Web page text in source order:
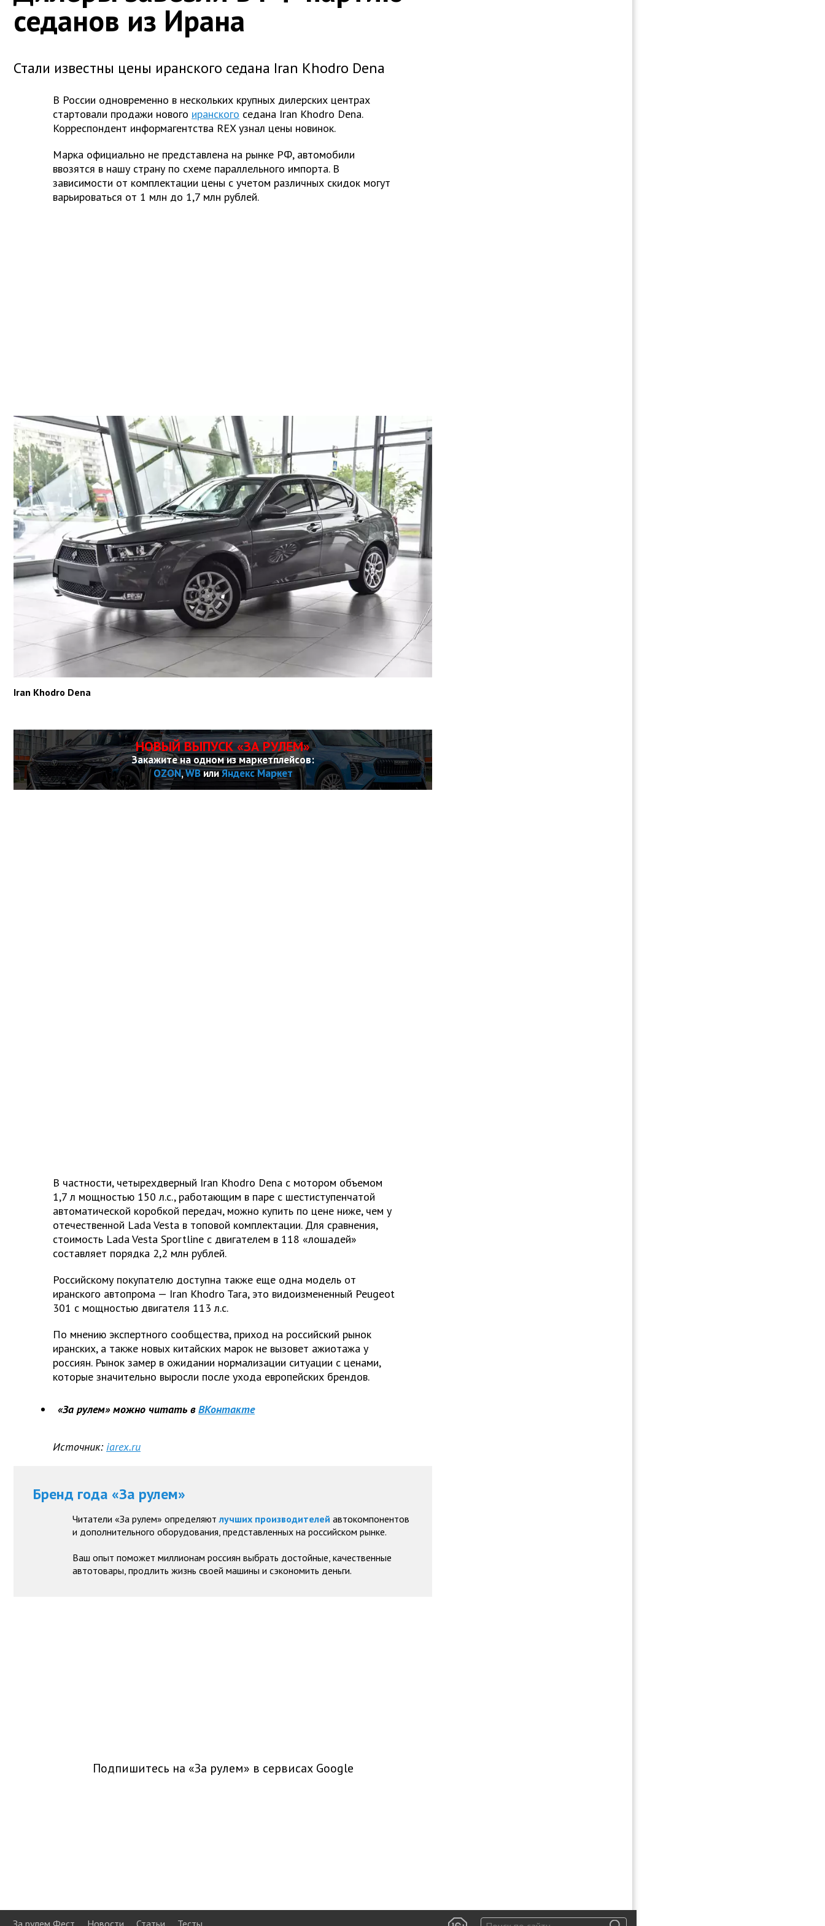
седанов из Ирана
Стали известны цены иранского седана Iran Khodro Dena
В России одновременно в нескольких крупных дилерских центрах
стартовали продажи нового иранского седана Iran Khodro Dena.
Корреспондент информагентства REX узнал цены новинок.
Марка официально не представлена на рынке РФ, автомобили
ввозятся в нашу страну по схеме параллельного импорта. В
зависимости от комплектации цены с учетом различных скидок могут
варьироваться от 1 млн до 1,7 млн рублей.
Iran Khodro Dena
НОВЫЙ ВЫПУСК «ЗА РУЛЕМ»
Закажите на одном из маркетплейсов:
OZON,WBилиЯндекс Маркет
В частности, четырехдверный Iran Khodro Dena с мотором объемом
1,7 л мощностью 150 л.с., работающим в паре с шестиступенчатой
автоматической коробкой передач, можно купить по цене ниже, чем у
отечественной Lada Vesta в топовой комплектации. Для сравнения,
стоимость Lada Vesta Sportline с двигателем в 118 «лошадей»
составляет порядка 2,2 млн рублей.
Российскому покупателю доступна также еще одна модель от
иранского автопрома — Iran Khodro Tara, это видоизмененный Peugeot
301 с мощностью двигателя 113 л.с.
По мнению экспертного сообщества, приход на российский рынок
иранских, а также новых китайских марок не вызовет ажиотажа у
россиян. Рынок замер в ожидании нормализации ситуации с ценами,
которые значительно выросли после ухода европейских брендов.
«За рулем» можно читать в ВКонтакте
Источник: iarex.ru
Бренд года «За рулем»
Читатели «За рулем» определяют лучших производителей автокомпонентов
и дополнительного оборудования, представленных на российском рынке.
Ваш опыт поможет миллионам россиян выбрать достойные, качественные
автотовары, продлить жизнь своей машины и сэкономить деньги.
Подпишитесь на «За рулем» в сервисах Google
За рулем Фест Новости Статьи Тесты